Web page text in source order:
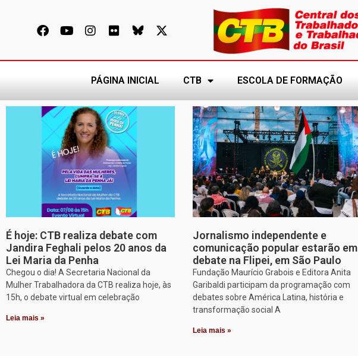
PÁGINA INICIAL CTB ESCOLA DE FORMAÇÃO
É hoje: CTB realiza debate com
Jandira Feghali pelos 20 anos da
Lei Maria da Penha
Chegou o dia! A Secretaria Nacional da
Mulher Trabalhadora da CTB realiza hoje, às
15h, o debate virtual em celebração
Leia mais »
Jornalismo independente e
comunicação popular estarão em
debate na Flipei, em São Paulo
Fundação Maurício Grabois e Editora Anita
Garibaldi participam da programação com
debates sobre América Latina, história e
transformação social A
Leia mais »